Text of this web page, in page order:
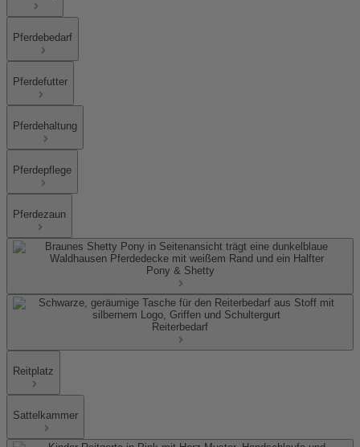
Pferdebedarf
Pferdefutter
Pferdehaltung
Pferdepflege
Pferdezaun
Pony & Shetty
Reiterbedarf
Reitplatz
Sattelkammer